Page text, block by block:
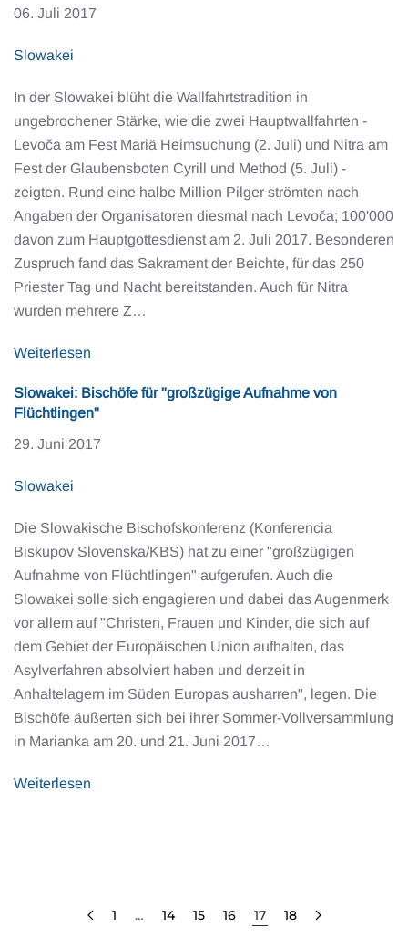
06. Juli 2017
Slowakei
In der Slowakei blüht die Wallfahrtstradition in
ungebrochener Stärke, wie die zwei Hauptwallfahrten -
Levoča am Fest Mariä Heimsuchung (2. Juli) und Nitra am
Fest der Glaubensboten Cyrill und Method (5. Juli) -
zeigten. Rund eine halbe Million Pilger strömten nach
Angaben der Organisatoren diesmal nach Levoča; 100'000
davon zum Hauptgottesdienst am 2. Juli 2017. Besonderen
Zuspruch fand das Sakrament der Beichte, für das 250
Priester Tag und Nacht bereitstanden. Auch für Nitra
wurden mehrere Z…
Weiterlesen
Slowakei: Bischöfe für "großzügige Aufnahme von
Flüchtlingen"
29. Juni 2017
Slowakei
Die Slowakische Bischofskonferenz (Konferencia
Biskupov Slovenska/KBS) hat zu einer "großzügigen
Aufnahme von Flüchtlingen" aufgerufen. Auch die
Slowakei solle sich engagieren und dabei das Augenmerk
vor allem auf "Christen, Frauen und Kinder, die sich auf
dem Gebiet der Europäischen Union aufhalten, das
Asylverfahren absolviert haben und derzeit in
Anhaltelagern im Süden Europas ausharren", legen. Die
Bischöfe äußerten sich bei ihrer Sommer-Vollversammlung
in Marianka am 20. und 21. Juni 2017…
Weiterlesen
1 … 14 15 16 17 18